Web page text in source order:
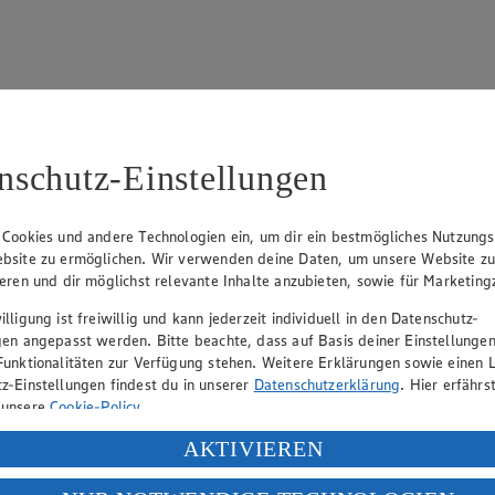
Claus Hollinger (Vorstandsmitglied, Sprecher), Dr. Dirk
gewährt Ihnen jedoch das Recht, den auf dieser Website
und Vervielfältigung von Bildmaterial oder Grafiken aus
verantwortlich. Firma und Anschriften unserer
hin, dass wir nicht an einem Streitbeilegungsverfahren vor einer
Einstellungen
und andere Technologien ein, um dir ein bestmögliches
zu ermöglichen. Wir verwenden deine Daten, um unsere Website zu
und dir möglichst relevante Inhalte anzubieten, sowie für
ist freiwillig und kann jederzeit individuell in den Datenschutz-
angepasst werden. Bitte beachte, dass auf Basis deiner
zur Verfügung stehen. Weitere Erklärungen sowie einen
Einstellungen findest du in unserer Datenschutzerklärung. Hier
Cookie-Policy.
deiner personenbezogenen Daten in den USA durch Facebook und
„Aktivieren“ klickst, willigst du im Sinne des Art. 49 Abs. 1 Satz 1 lit.
AKTIVIEREN